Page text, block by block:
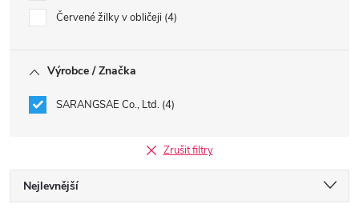
Červené žilky v obličeji 4
Výrobce / Značka
SARANGSAE Co., Ltd. 4
Zrušit filtry
Ř
Nejlevnější